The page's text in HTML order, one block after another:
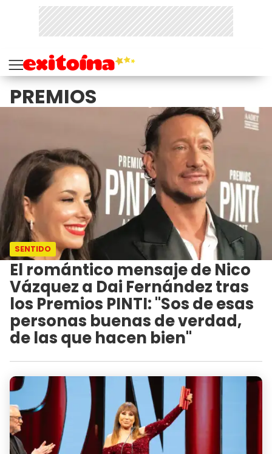
PREMIOS
SENTIDO
El romántico mensaje de Nico
Vázquez a Dai Fernández tras
los Premios PINTI: "Sos de esas
personas buenas de verdad,
de las que hacen bien"